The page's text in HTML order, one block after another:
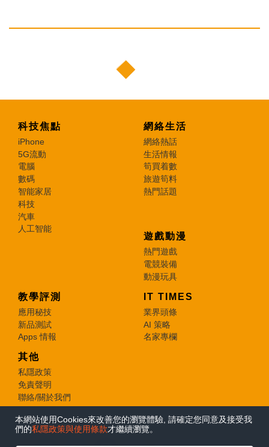
科技焦點
iPhone
5G流動
電腦
數碼
智能家居
科技
汽車
人工智能
網絡生活
網絡熱話
生活情報
筍買着數
旅遊筍料
熱門話題
遊戲動漫
熱門遊戲
電競裝備
動漫玩具
教學評測
應用秘技
新品測試
Apps 情報
IT TIMES
業界頭條
AI 策略
名家專欄
其他
私隱政策
免責聲明
聯絡/關於我們
© 2026 e-zone. All Rights Reserved.
本網站使用Cookies來改善您的瀏覽體驗, 請確定您同意及接受我
們的私隱政策與使用條款才繼續瀏覽。